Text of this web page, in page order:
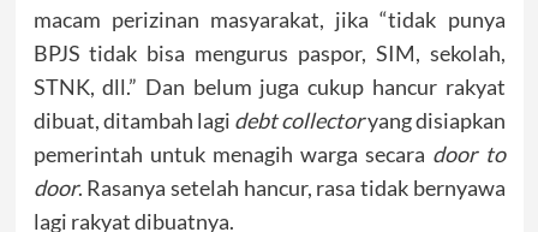
macam perizinan masyarakat, jika “tidak punya
BPJS tidak bisa mengurus paspor, SIM, sekolah,
STNK, dll.” Dan belum juga cukup hancur rakyat
dibuat, ditambah lagi debt collectoryang disiapkan
pemerintah untuk menagih warga secara door to
door. Rasanya setelah hancur, rasa tidak bernyawa
lagi rakyat dibuatnya.